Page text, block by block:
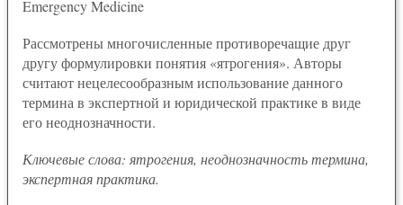
Emergency Medicine
Рассмотрены многочисленные противоречащие друг
другу формулировки понятия «ятрогения». Авторы
считают нецелесообразным использование данного
термина в экспертной и юридической практике в виде
его неоднозначности.
Ключевые слова: ятрогения, неоднозначность термина,
экспертная практика.